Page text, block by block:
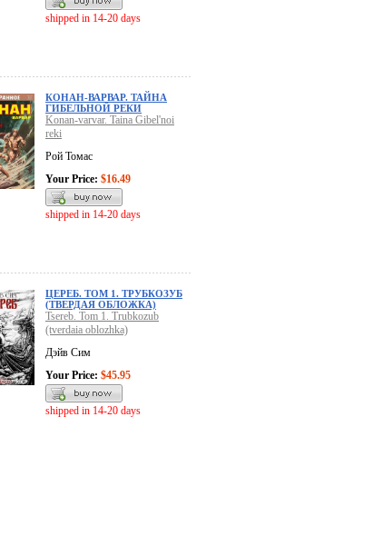
shipped in 14-20 days
КОНАН-ВАРВАР. ТАЙНА
ГИБЕЛЬНОЙ РЕКИ
Konan-varvar. Taina Gibel'noi
reki
Рой Томас
Your Price: $16.49
shipped in 14-20 days
ЦЕРЕБ. ТОМ 1. ТРУБКОЗУБ
(ТВЕРДАЯ ОБЛОЖКА)
Tsereb. Tom 1. Trubkozub
(tverdaia oblozhka)
Дэйв Сим
Your Price: $45.95
shipped in 14-20 days